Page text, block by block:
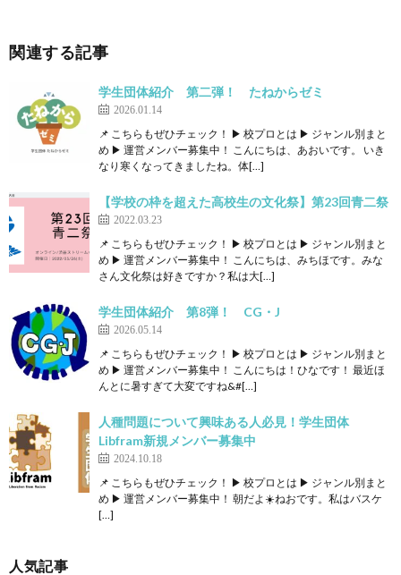
関連する記事
学生団体紹介 第二弾！ たねからゼミ
2026.01.14
📌 こちらもぜひチェック！ ▶ 校プロとは ▶ ジャンル別まと
め ▶ 運営メンバー募集中！ こんにちは、あおいです。 いき
なり寒くなってきましたね。体[…]
【学校の枠を超えた高校生の文化祭】第23回青二祭
2022.03.23
📌 こちらもぜひチェック！ ▶ 校プロとは ▶ ジャンル別まと
め ▶ 運営メンバー募集中！ こんにちは、みちほです。みな
さん文化祭は好きですか？私は大[…]
学生団体紹介 第8弾！ CG・J
2026.05.14
📌 こちらもぜひチェック！ ▶ 校プロとは ▶ ジャンル別まと
め ▶ 運営メンバー募集中！ こんにちは！ひなです！ 最近ほ
んとに暑すぎて大変ですね&#[…]
人種問題について興味ある人必見！学生団体
Libfram新規メンバー募集中
2024.10.18
📌 こちらもぜひチェック！ ▶ 校プロとは ▶ ジャンル別まと
め ▶ 運営メンバー募集中！ 朝だよ☀️ねおです。私はバスケ
[…]
人気記事